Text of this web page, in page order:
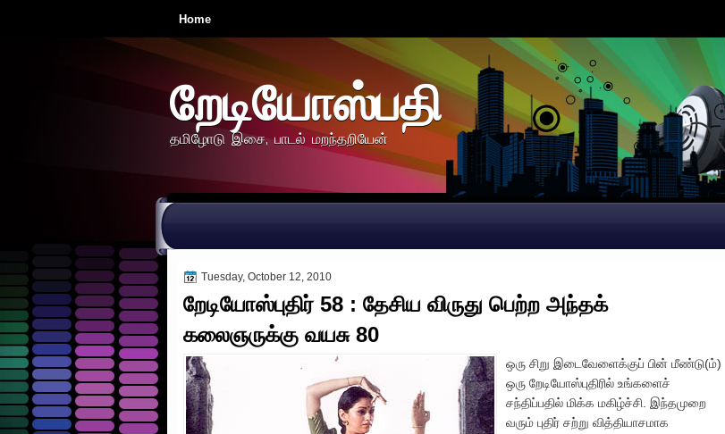
Home
றேடியோஸ்பதி
தமிழோடு இசை, பாடல் மறந்தறியேன்
Tuesday, October 12, 2010
றேடியோஸ்புதிர் 58 : தேசிய விருது பெற்ற அந்தக்
கலைஞருக்கு வயசு 80
ஒரு சிறு இடைவேளைக்குப் பின் மீண்டு(ம்)
ஒரு றேடியோஸ்புதிரில் உங்களைச்
சந்திப்பதில் மிக்க மகிழ்ச்சி. இந்தமுறை
வரும் புதிர் சற்று வித்தியாசமாக